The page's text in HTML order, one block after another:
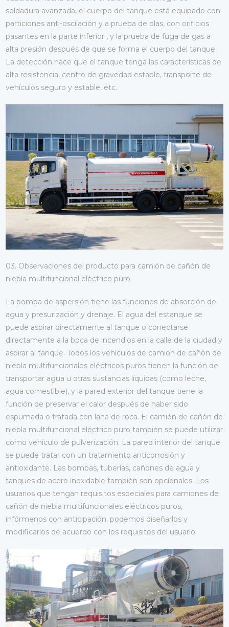
soldadura avanzada, el cuerpo del tanque está equipado con
particiones anti-oscilación y a prueba de olas, con orificios
pasantes en la parte inferior , y la prueba de fuga de gas a
alta presión después de que se forma el cuerpo del tanque
La detección hace que el tanque tenga las características de
alta resistencia, centro de gravedad estable, transporte de
vehículos seguro y estable, etc.
03. Observaciones del producto para camión de cañón de
niebla multifuncional eléctrico puro
La bomba de aspersión tiene las funciones de absorción de
agua y presurización y drenaje. El agua del estanque se
puede aspirar directamente al tanque o conectarse
directamente a la boca de incendios en la calle de la ciudad y
aspirar al tanque. Todos los vehículos de camión de cañón de
niebla multifuncionales eléctricos puros tienen la función de
transportar agua u otras sustancias líquidas (como leche,
agua comestible), y la pared exterior del tanque tiene la
función de preservar el calor después de haber sido
espumada o tratada con lana de roca. El camión de cañón de
niebla multifuncional eléctrico puro también se puede utilizar
como vehículo de pulverización. La pared interior del tanque
se puede tratar con un tratamiento anticorrosión y
antioxidante. Las bombas, tuberías, cañones de agua y
tanques de acero inoxidable también son opcionales. Los
usuarios que tengan requisitos especiales para camiones de
cañón de niebla multifuncionales eléctricos puros,
infórmenos con anticipación, podemos diseñarlos y
modificarlos de acuerdo con los requisitos del usuario.